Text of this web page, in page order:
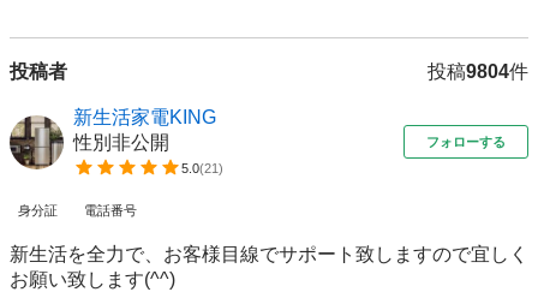
投稿者 投稿9804件
新生活家電KING
性別非公開
5.0(21)
フォローする
身分証 電話番号
新生活を全力で、お客様目線でサポート致しますので宜しく
お願い致します(^^)